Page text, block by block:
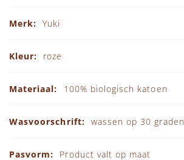
Yuki
roze
100% biologisch katoen
wassen op 30 graden
Product valt op maat